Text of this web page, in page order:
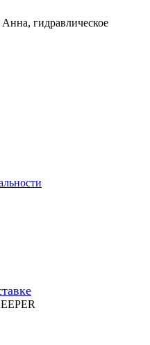
гидравлическое